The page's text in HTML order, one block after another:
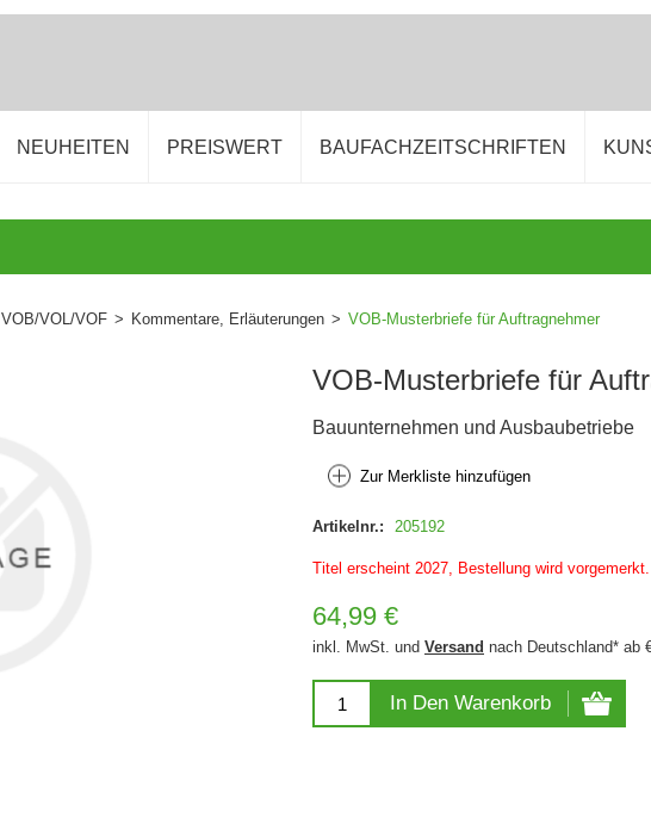
NEUHEITEN PREISWERT BAUFACHZEITSCHRIFTEN
VOB/VOL/VOF > Kommentare, Erläuterungen > VOB-Musterbriefe für Auftragnehmer
VOB-Musterbriefe für
Bauunternehmen und Ausbaubetriebe
Zur Merkliste hinzufügen
Artikelnr.: 205192
Titel erscheint 2027, Bestellung wird vorgemerkt.
64,99 €
inkl. MwSt. und Versand nach Deutschland* ab
In Den Warenkorb